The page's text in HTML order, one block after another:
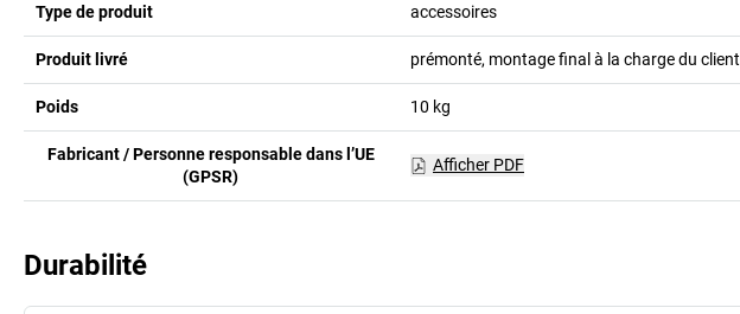
Type de produit accessoires
Produit livré prémonté, montage final à la charge du client
Poids 10 kg
Fabricant / Personne responsable dans l’UE
(GPSR)
Afficher PDF
Durabilité